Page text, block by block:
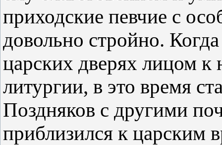
приходские певчие с
довольно стройно.
царских дверях лицом к
литургии, в это время
Поздняков с другими
приблизился к царским